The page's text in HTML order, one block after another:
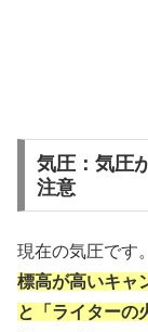
気圧：気圧
注意
現在の気圧です。
標高が高いキャ
と「ライターの